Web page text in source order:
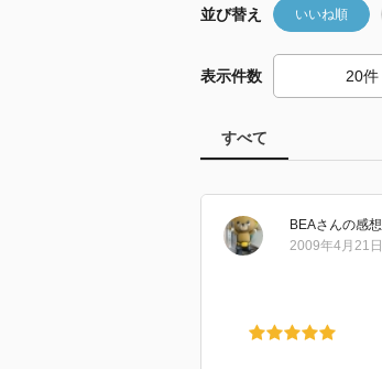
並び替え いいね順
表示件数
すべて
BEAさんの感想
2009年4月21日